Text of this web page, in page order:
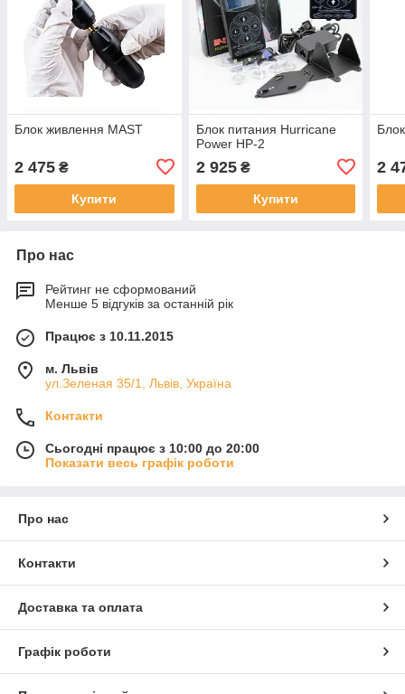
Блок живлення MAST
2 475 ₴
Купити
Блок питания Hurricane
Power HP-2
2 925₴
Купити
2
Про нас
Рейтинг не сформований
Менше 5 відгуків за останній рік
Працює з 10.11.2015
м. Львів
ул.Зеленая 35/1, Львів, Україна
Контакти
Сьогодні працює з 10:00 до 20:00
Показати весь графік роботи
Про нас
Контакти
Доставка та оплата
Графік роботи